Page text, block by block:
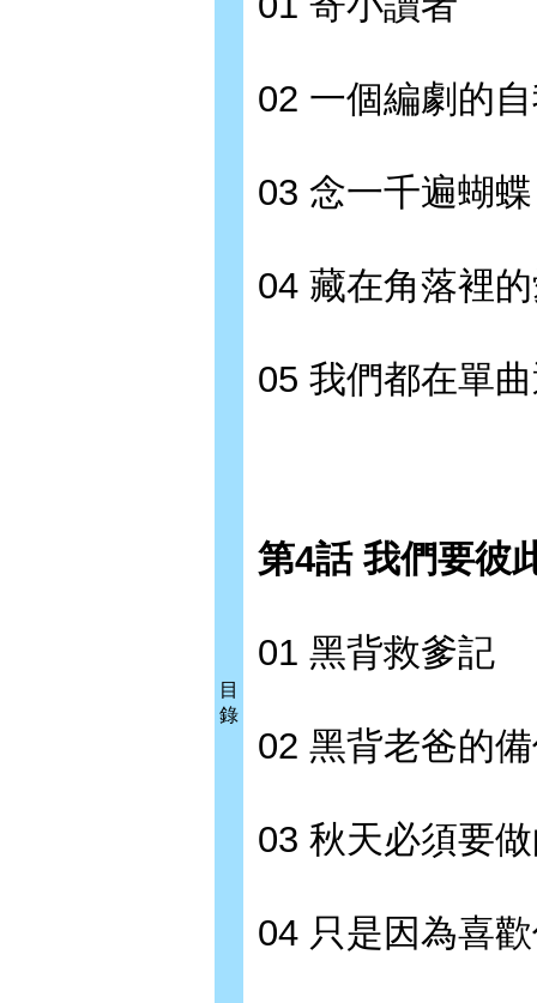
目
錄
02 一個編劇的
03 念一千遍蝴蝶
04 藏在角落裡
05 我們都在單
第4話 我們要彼
01 黑背救爹記
02 黑背老爸的
03 秋天必須要
04 只是因為喜